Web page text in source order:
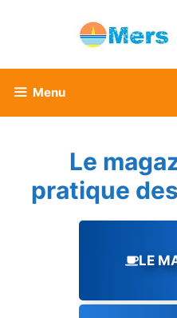
Menu
Le
pratique
LE